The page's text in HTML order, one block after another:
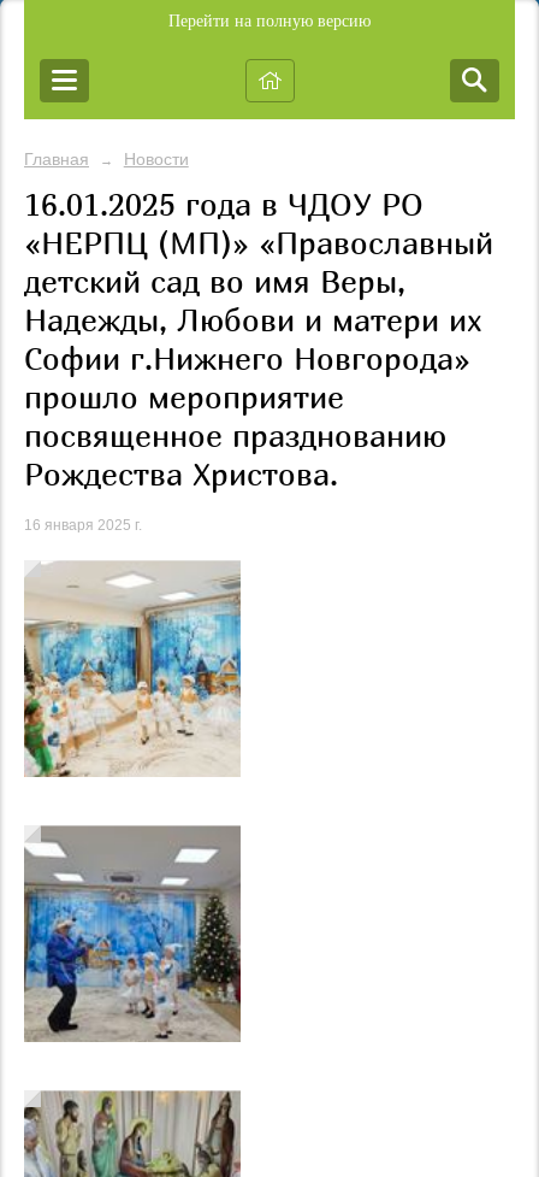
Перейти на полную версию
Главная → Новости
16.01.2025 года в ЧДОУ РО
«НЕРПЦ (МП)» «Православный
детский сад во имя Веры,
Надежды, Любови и матери их
Софии г.Нижнего Новгорода»
прошло мероприятие
посвященное празднованию
Рождества Христова.
16 января 2025 г.